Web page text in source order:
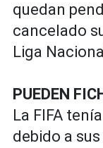
quedan
cancelado
Liga
PUEDEN
La FIFA
debido a